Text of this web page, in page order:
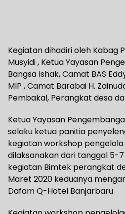
Kegiatan dihadiri oleh Kabag
Musyidi , Ketua Yayasan
Bangsa Ishak, Camat BAS
MIP , Camat Barabai H.
Pembakal, Perangkat desa
Ketua Yayasan
selaku ketua panitia
kegiatan workshop
dilaksanakan dari tanggal 5-
kegiatan Bimtek perangkat
Maret 2020 keduanya
Dafam Q-Hotel Banjarbaru